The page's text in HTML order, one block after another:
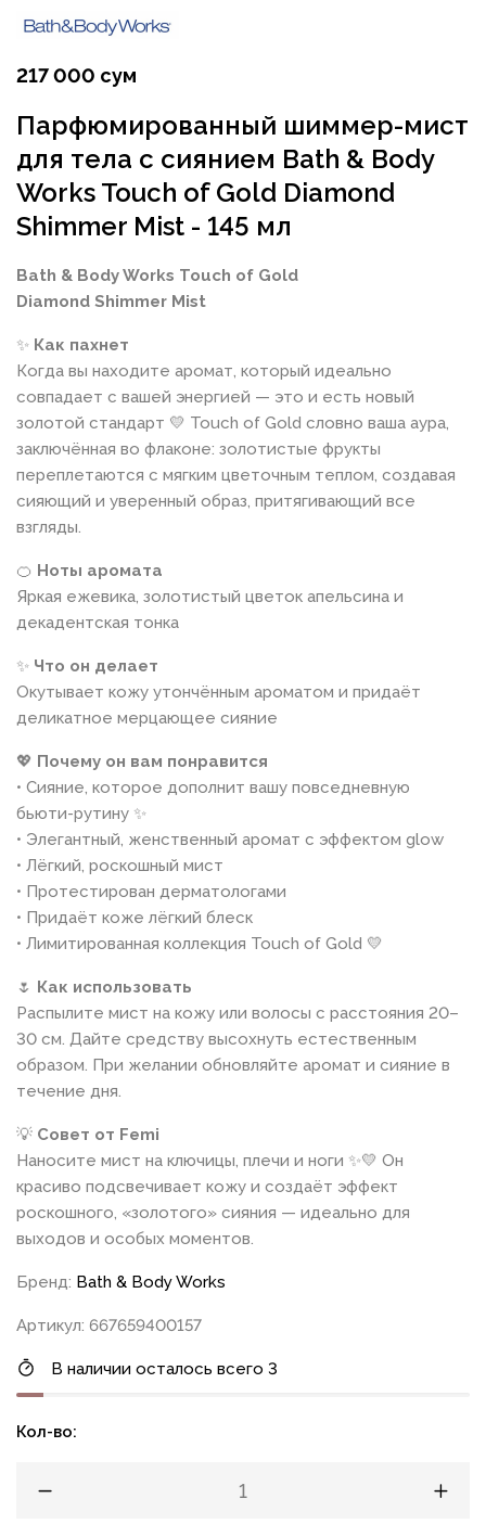
217 000 сум
Парфюмированный шиммер-мист
для тела с сиянием Bath & Body
Works Touch of Gold Diamond
Shimmer Mist - 145 мл
Bath & Body Works Touch of Gold
Diamond Shimmer Mist
✨ Как пахнет
Когда вы находите аромат, который идеально
совпадает с вашей энергией — это и есть новый
золотой стандарт 💛 Touch of Gold словно ваша аура,
заключённая во флаконе: золотистые фрукты
переплетаются с мягким цветочным теплом, создавая
сияющий и уверенный образ, притягивающий все
взгляды.
🍊 Ноты аромата
Яркая ежевика, золотистый цветок апельсина и
декадентская тонка
✨ Что он делает
Окутывает кожу утончённым ароматом и придаёт
деликатное мерцающее сияние
💖 Почему он вам понравится
• Сияние, которое дополнит вашу повседневную
бьюти-рутину ✨
• Элегантный, женственный аромат с эффектом glow
• Лёгкий, роскошный мист
• Протестирован дерматологами
• Придаёт коже лёгкий блеск
• Лимитированная коллекция Touch of Gold 💛
🌷 Как использовать
Распылите мист на кожу или волосы с расстояния 20–
30 см. Дайте средству высохнуть естественным
образом. При желании обновляйте аромат и сияние в
течение дня.
💡 Совет от Femi
Наносите мист на ключицы, плечи и ноги ✨💛 Он
красиво подсвечивает кожу и создаёт эффект
роскошного, «золотого» сияния — идеально для
выходов и особых моментов.
Бренд: Bath & Body Works
Артикул: 667659400157
В наличии осталось всего 3
Кол-во: